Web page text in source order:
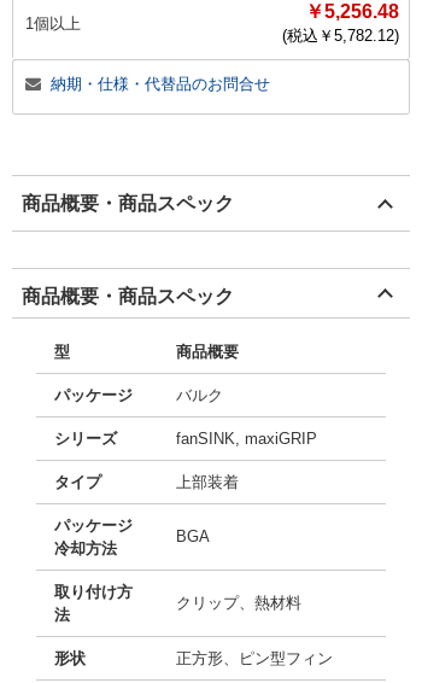
1個以上
￥5,256.48
(税込￥ 5,782.12)
納期・仕様・代替品のお問合せ
商品概要・商品スペック
商品概要・商品スペック
型 商品概要
パッケージ バルク
シリーズ fanSINK, maxiGRIP
タイプ 上部装着
パッケージ
冷却方法
BGA
取り付け方
法
クリップ、熱材料
形状 正方形、ピン型フィン